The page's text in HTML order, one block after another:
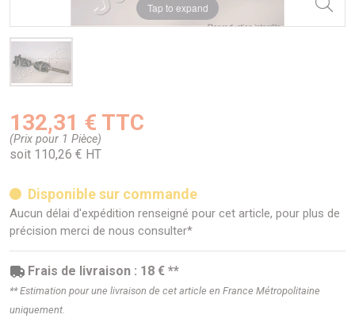
Tap to expand
132,31 € TTC
(Prix pour 1 Pièce)
soit 110,26 € HT
Disponible sur commande
Aucun délai d'expédition renseigné pour cet article, pour plus de
précision merci de nous consulter*
Frais de livraison : 18 € **
** Estimation pour une livraison de cet article en France Métropolitaine
uniquement.